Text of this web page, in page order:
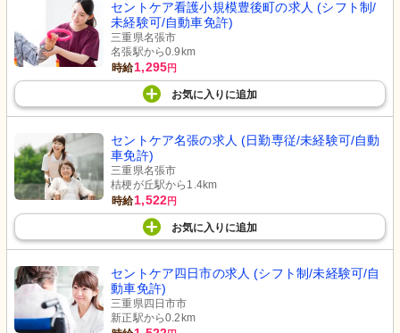
セントケア看護小規模豊後町の求人 (シフト制/
未経験可/自動車免許)
三重県名張市
名張駅から0.9km
時給1,295円
お気に入り に追加
セントケア名張の求人 (日勤専従/未経験可/自動
車免許)
三重県名張市
桔梗が丘駅から1.4km
時給1,522円
お気に入り に追加
セントケア四日市の求人 (シフト制/未経験可/自
動車免許)
三重県四日市市
新正駅から0.2km